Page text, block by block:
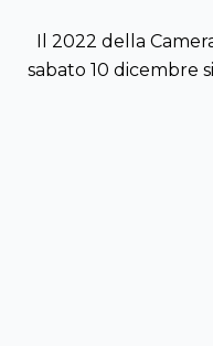
Il 2022 della
sabato 10 dicembre